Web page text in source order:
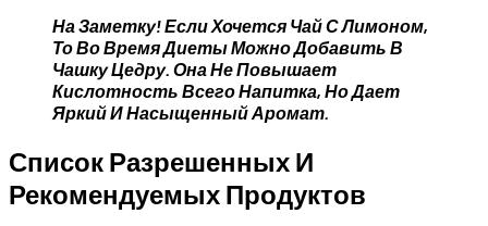
На Заметку! Если Хочется Чай С Лимоном,
То Во Время Диеты Можно Добавить В
Чашку Цедру. Она Не Повышает
Кислотность Всего Напитка, Но Дает
Яркий И Насыщенный Аромат.
Список Разрешенных И
Рекомендуемых Продуктов